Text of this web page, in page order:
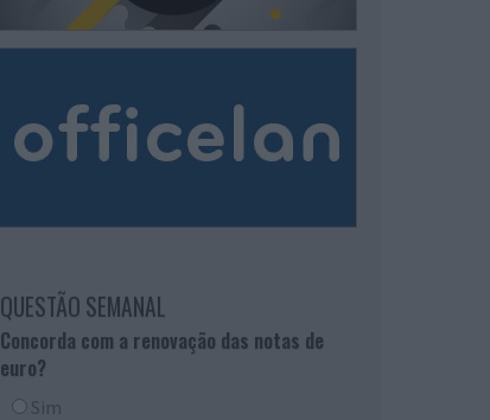
QUESTÃO SEMANAL
Concorda com a renovação das notas de
euro?
Sim